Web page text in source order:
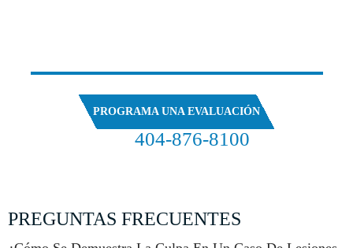
PROGRAMA UNA EVALUACIÓN
404-876-8100
PREGUNTAS FRECUENTES